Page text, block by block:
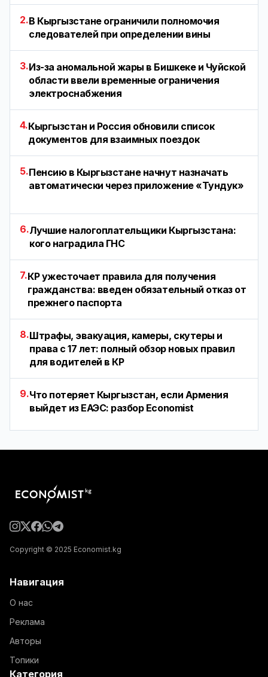
2.В Кыргызстане ограничили полномочия
следователей при определении вины
3.Из-за аномальной жары в Бишкеке и Чуйской
области ввели временные ограничения
электроснабжения
4.Кыргызстан и Россия обновили список
документов для взаимных поездок
5.Пенсию в Кыргызстане начнут назначать
автоматически через приложение «Тундук»
6.Лучшие налогоплательщики Кыргызстана:
кого наградила ГНС
7.КР ужесточает правила для получения
гражданства: введен обязательный отказ от
прежнего паспорта
8.Штрафы, эвакуация, камеры, скутеры и
права с 17 лет: полный обзор новых правил
для водителей в КР
9.Что потеряет Кыргызстан, если Армения
выйдет из ЕАЭС: разбор Economist
Copyright © 2025 Economist.kg
Навигация
О нас
Реклама
Авторы
Топики
Категория